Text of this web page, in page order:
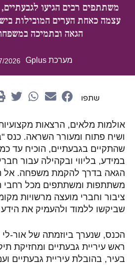
משתתפים רבים הגיעו
עצמה כאחת הערים המובילות
הגאה ובתמיכה
מערכת Gplus 2026
שתפו
אולמות מלאים, הרצאות
ושיח פתוח ומעורר השראה. כנס
שהתקיים בגבעתיים, הוכיח עד
במידע, בליווי ובקהילה עבור
הגאה בדרך להקמת משפחה. אל
משתתפות ומשתתפים מכל רחבי
ציבור וחברי מועצה מרשויות
שביקשו ללמוד ולהעמיק את
הכנס, שנערך ביוזמתה של אור-לי
ראש עיריית גבעתיים ומחזיקת
בעיר, בהובלת עיריית גבעתיים